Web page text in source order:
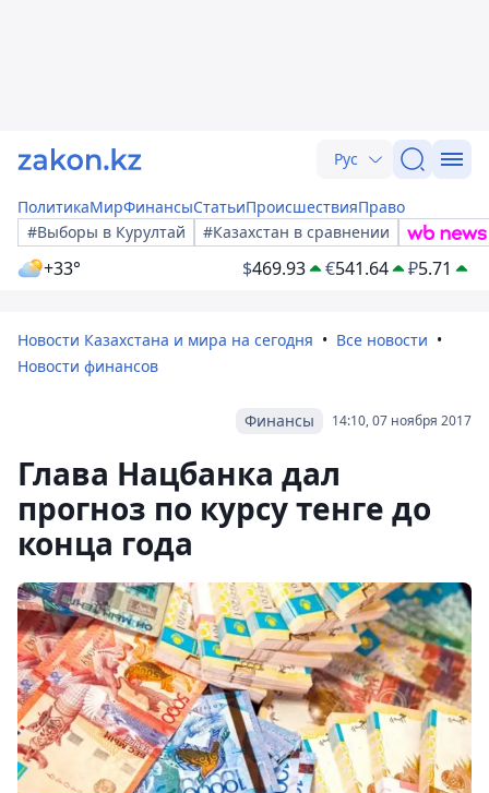
Рус
ПолитикаМирФинансыСтатьиПроисшествияПраво
#Выборы в Курултай
#Казахстан в сравнении
+33° $469.93 €541.64 ₽5.71
Новости Казахстана и мира на сегодня
Все новости
Новости финансов
14:10, 07 ноября 2017
Финансы
Глава Нацбанка дал
прогноз по курсу тенге до
конца года